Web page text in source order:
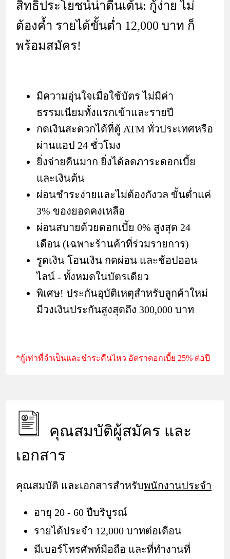
สิทธิประโยชน์น่าตื่นเต้น: กู้ง่าย ไม่
ต้องค้ำ รายได้ขั้นต่ำ 12,000 บาท ก็
พร้อมสมัคร!
มีความอุ่นใจเมื่อใช้บัตร ไม่มีค่า
ธรรมเนียมทั้งแรกเข้าและรายปี
กดเงินสะดวกได้ที่ตู้ ATM ทั่วประเทศหรือ
ผ่านแอป 24 ชั่วโมง
ยิ่งจ่ายคืนมาก ยิ่งได้ลดภาระดอกเบี้ย
และเงินต้น
ผ่อนชำระง่ายและไม่ต้องกังวล ขั้นต่ำแค่
3% ของยอดคงเหลือ
ผ่อนสบายด้วยดอกเบี้ย 0% สูงสุด 24
เดือน (เฉพาะร้านค้าที่ร่วมรายการ)
รูดเงิน โอนเงิน กดผ่อน และช้อปออน
ไลน์ - ทั้งหมดในบัตรเดียว
พิเศษ! ประกันอุบัติเหตุสำหรับลูกค้าใหม่
มีวงเงินประกันสูงสุดถึง 300,000 บาท
*กู้เท่าที่จำเป็นและชำระคืนไหว อัตราดอกเบี้ย 25% ต่อปี
คุณสมบัติผู้สมัคร และ
เอกสาร
คุณสมบัติ และเอกสารสำหรับพนักงานประจำ
อายุ 20 - 60 ปีบริบูรณ์
รายได้ประจำ 12,000 บาทต่อเดือน
มีเบอร์โทรศัพท์มือถือ และที่ทำงานที่